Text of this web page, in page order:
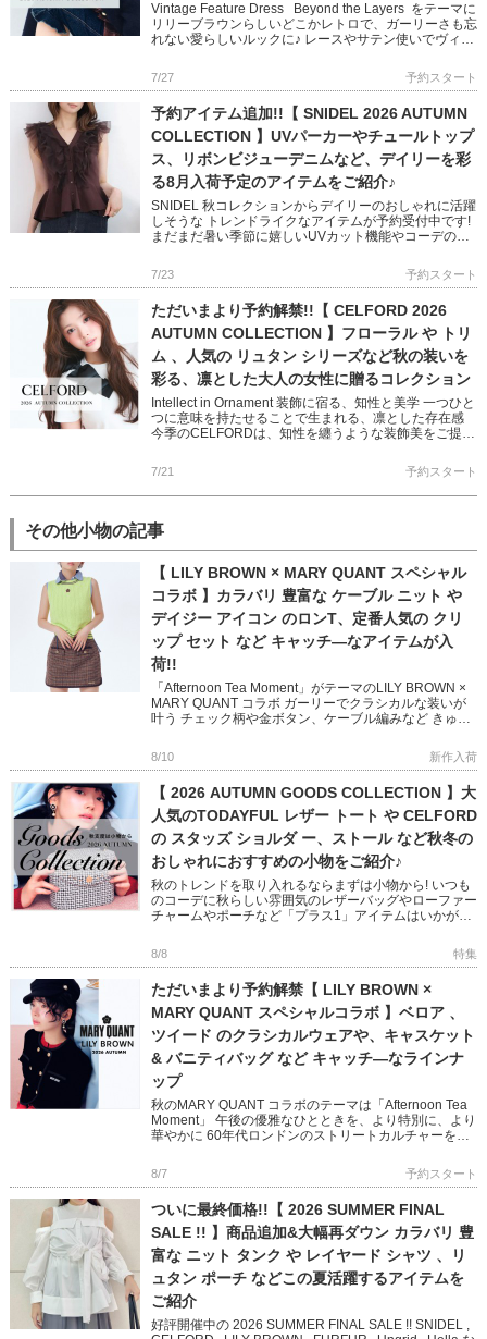
Vintage Feature Dress Beyond the Layers をテーマに
リリーブラウンらしいどこかレトロで、ガーリーさも忘
れない愛らしいルックに♪ レースやサテン使いでヴィン
7/27 予約スタート
予約アイテム追加!!【 SNIDEL 2026 AUTUMN
COLLECTION 】UVパーカーやチュールトップ
ス、リボンビジューデニムなど、デイリーを彩
る8月入荷予定のアイテムをご紹介♪
SNIDEL 秋コレクションからデイリーのおしゃれに活躍
しそうな トレンドライクなアイテムが予約受付中です!
まだまだ暑い季節に嬉しいUVカット機能やコーデの主
えるスタ […]
7/23 予約スタート
ただいまより予約解禁!!【 CELFORD 2026
AUTUMN COLLECTION 】フローラル や トリ
ム 、人気の リュタン シリーズなど秋の装いを
彩る、凛とした大人の女性に贈るコレクション
Intellect in Ornament 装飾に宿る、知性と美学 一つひと
つに意味を持たせることで生まれる、凛とした存在感
今季のCELFORDは、知性を纏うような装飾美をご提案
7/21 予約スタート
その他小物の記事
【 LILY BROWN × MARY QUANT スペシャル
コラボ 】カラバリ 豊富な ケーブル ニット や
デイジー アイコン のロンT、定番人気の クリ
ップ セット など キャッチ―なアイテムが入
荷!!
「Afternoon Tea Moment」がテーマのLILY BROWN ×
MARY QUANT コラボ ガーリーでクラシカルな装いが
叶う チェック柄や金ボタン、ケーブル編みなど きゅん
8/10 新作入荷
【 2026 AUTUMN GOODS COLLECTION 】大
人気のTODAYFUL レザー トート や CELFORD
の スタッズ ショルダ ー、ストール など秋冬の
おしゃれにおすすめの小物をご紹介♪
秋のトレンドを取り入れるならまずは小物から! いつも
のコーデに秋らしい雰囲気のレザーバッグやローファー
チャームやポーチなど「プラス1」アイテムはいかがで
い小物をピック […]
8/8 特集
ただいまより予約解禁【 LILY BROWN ×
MARY QUANT スペシャルコラボ 】ベロア 、
ツイード のクラシカルウェアや、キャスケット
& バニティバッグ など キャッチ―なラインナ
ップ
秋のMARY QUANT コラボのテーマは「Afternoon Tea
Moment」 午後の優雅なひとときを、より特別に、より
華やかに 60年代ロンドンのストリートカルチャーを象
8/7 予約スタート
ついに最終価格!!【 2026 SUMMER FINAL
SALE !! 】商品追加&大幅再ダウン カラバリ 豊
富な ニット タンク や レイヤード シャツ 、リ
ュタン ポーチ などこの夏活躍するアイテムを
ご紹介
好評開催中の 2026 SUMMER FINAL SALE !! SNIDEL ,